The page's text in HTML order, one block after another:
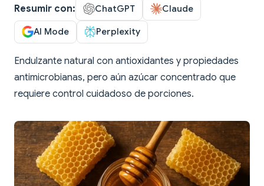
Resumir con: ChatGPT Claude
AI Mode Perplexity
Endulzante natural con antioxidantes y propiedades
antimicrobianas, pero aún azúcar concentrado que
requiere control cuidadoso de porciones.